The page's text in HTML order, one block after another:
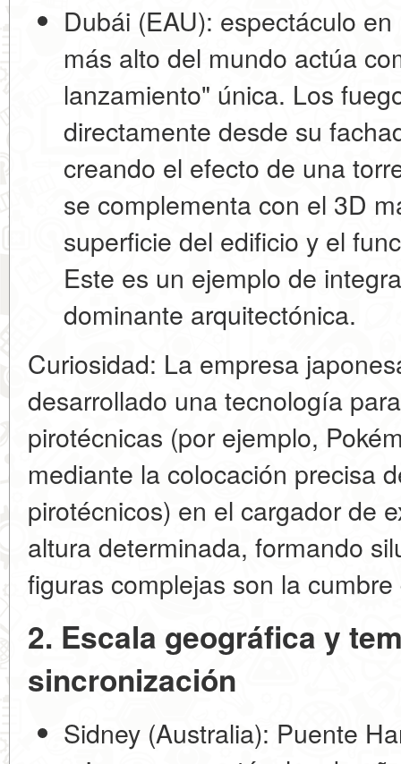
Dubái (EAU): espectáculo
más alto del mundo actúa
lanzamiento" única. Los
directamente desde su
creando el efecto de una
se complementa con el 3D
superficie del edificio y el
Este es un ejemplo de
dominante arquitectónica.
Curiosidad: La empresa
desarrollado una tecnología
pirotécnicas (por ejemplo,
mediante la colocación precisa
pirotécnicos) en el cargador de
altura determinada, formando
figuras complejas son la
2. Escala geográfica y
sincronización
Sidney (Australia): Puente